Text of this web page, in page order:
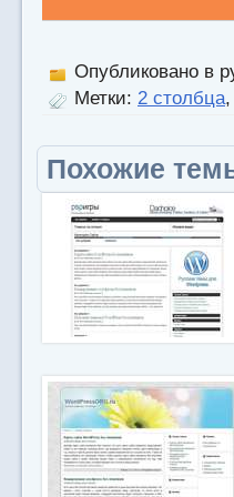
Опубликовано в
Метки: 2 столбца,
Похожие